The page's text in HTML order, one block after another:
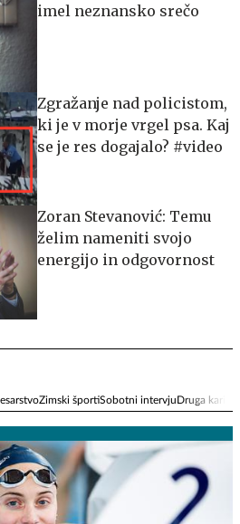
imel neznansko srečo
Zgražanje nad policistom,
ki je v morje vrgel psa. Kaj
se je res dogajalo? #video
Zoran Stevanović: Temu
želim nameniti svojo
energijo in odgovornost
Zimski športiSobotni intervjuDruga kariera